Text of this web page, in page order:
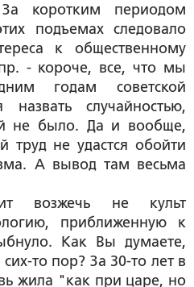
коротким периодом
подъемах следовало
к общественному
пр. - короче, все, что мы
годам советской
случайностью,
не было. Да и вообще,
труд не удастся обойти
А вывод там весьма
возжечь не культ
приближенную к
Как Вы думаете,
то пор? За 30-то лет в
жила "как при царе, но